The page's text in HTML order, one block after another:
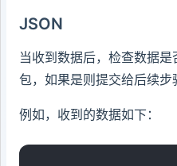
JSON
当收到数据后，检查数据
包，如果是则提交给后续步
例如，收到的数据如下：